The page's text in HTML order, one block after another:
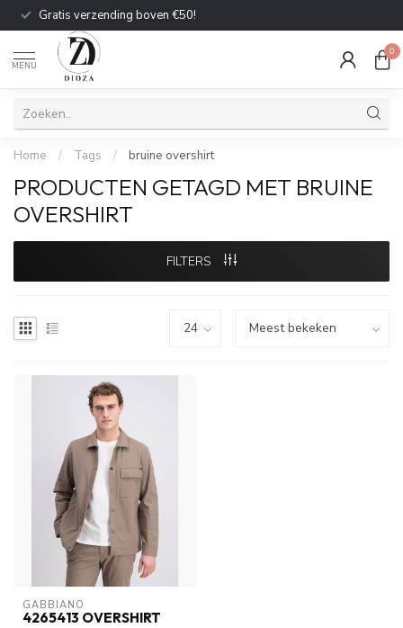
Gratis verzending boven €50!
MENU
0
Home / Tags / bruine overshirt
PRODUCTEN GETAGD MET BRUINE
OVERSHIRT
FILTERS
GABBIANO
4265413 OVERSHIRT